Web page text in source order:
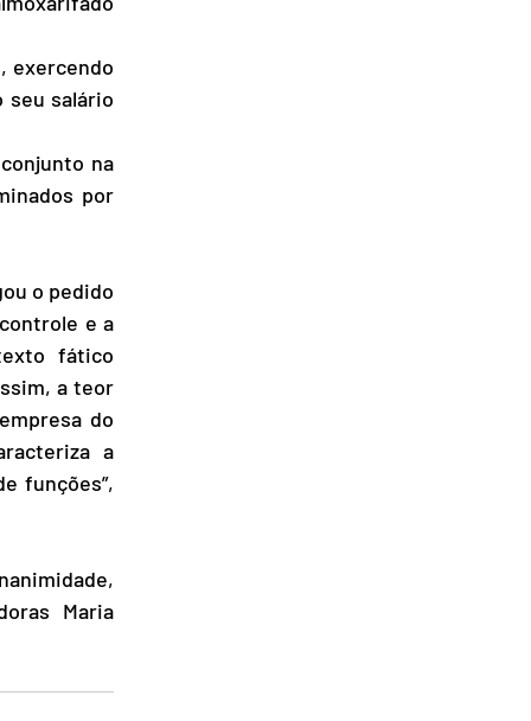
seu salário
por
o pedido
e a
fático
a teor
do
a
funções”,
Maria